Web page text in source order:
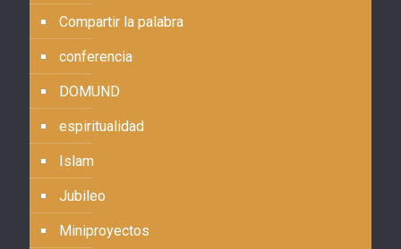
Compartir la palabra
conferencia
DOMUND
espiritualidad
Islam
Jubileo
Miniproyectos